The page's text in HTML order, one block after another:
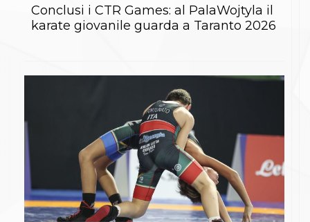
Pancrazio/Pankration
S'istrumpa
News
La disciplina
News
Merchandising
Mappa del sito
Cerca
Contatti
News
Cookies Accept
Newsletter
Catalogo formativo
Webinar
Conclusi i CTR Games: al PalaWojtyla il
karate giovanile guarda a Taranto 2026